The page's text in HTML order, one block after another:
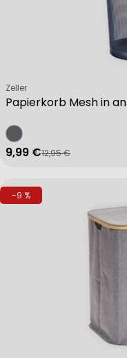
Papierkorb Mesh in
Verkäufer:
Zeller
Verkaufspreis
9,99 €
Regulärer Preis
12,95 €
-9 %